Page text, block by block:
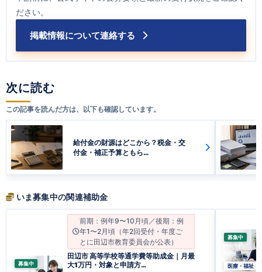
ださい。
掲載情報について連絡する
次に読む
この記事を読んだ方は、以下も確認しています。
給付金の財源はどこから？税金・交
付金・補正予算ともら…
いま募集中の関連補助金
募集中
前期：例年9〜10月頃／後期：例
年1〜2月頃（年2回受付・年度ご
とに田辺市教育委員会が公表）
田辺市 高等学校等通学費等助成金｜月最
大1万円・対象と申請方…
募集中
医療・福祉